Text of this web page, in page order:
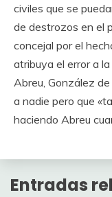
civiles que se
de destrozos en el
concejal por el
atribuya el error a
Abreu, González
a nadie pero que
haciendo Abreu
Entradas